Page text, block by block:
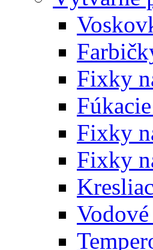
Fixky
Fixky
Fixky